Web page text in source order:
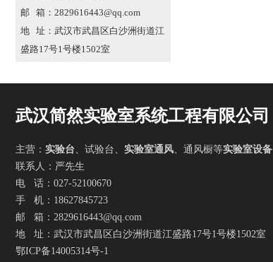
邮 箱：2829616443@qq.com
地 址：武汉市武昌区白沙洲街道江
盛路17号1号楼1502室
武汉简然实验室系统工程有限公司
主营： 实验台、试验台、 实验室通风、通风橱等实验室设备
联系人：严先生
电 话：027-52100670
手 机：18627845723
邮 箱：2829616443@qq.com
地 址：武汉市武昌区白沙洲街道江盛路17号1号楼1502室
鄂ICP备14005314号-1